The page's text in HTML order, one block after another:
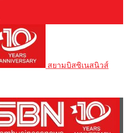
สยามบิสซิเนสนิวส์